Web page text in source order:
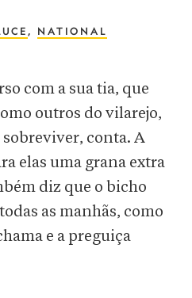
, NATIONAL
com a sua tia, que
outros do vilarejo,
sobreviver, conta. A
elas uma grana extra
diz que o bicho
as manhãs, como
e a preguiça